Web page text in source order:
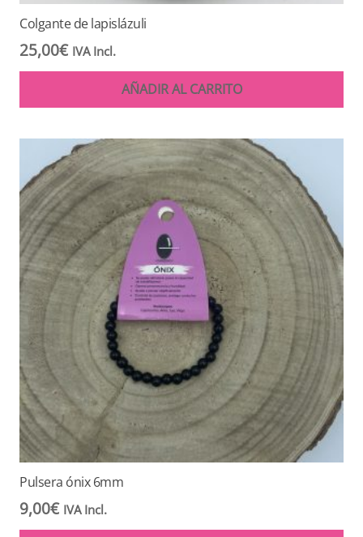
Colgante de lapislázuli
25,00€ IVA Incl.
AÑADIR AL CARRITO
Pulsera ónix 6mm
9,00€ IVA Incl.